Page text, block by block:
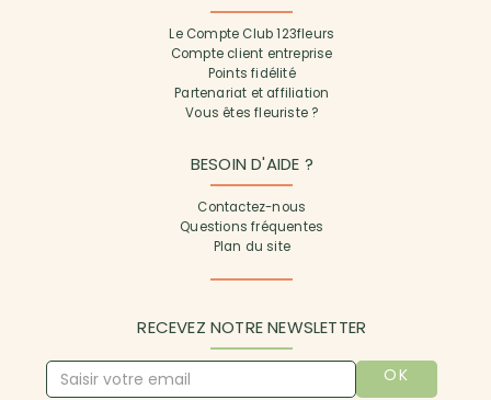
Le Compte Club 123fleurs
Compte client entreprise
Points fidélité
Partenariat et affiliation
Vous êtes fleuriste ?
BESOIN D'AIDE ?
Contactez-nous
Questions fréquentes
Plan du site
RECEVEZ NOTRE NEWSLETTER
OK